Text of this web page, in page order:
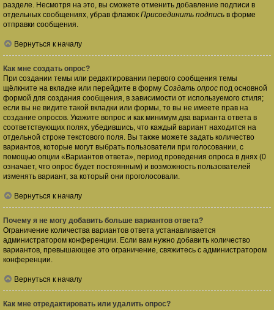
разделе. Несмотря на это, вы сможете отменить добавление подписи в
отдельных сообщениях, убрав флажок Присоединить подпись в форме
отправки сообщения.
Вернуться к началу
Как мне создать опрос?
При создании темы или редактировании первого сообщения темы
щёлкните на вкладке или перейдите в форму Создать опрос под основной
формой для создания сообщения, в зависимости от используемого стиля;
если вы не видите такой вкладки или формы, то вы не имеете прав на
создание опросов. Укажите вопрос и как минимум два варианта ответа в
соответствующих полях, убедившись, что каждый вариант находится на
отдельной строке текстового поля. Вы также можете задать количество
вариантов, которые могут выбрать пользователи при голосовании, с
помощью опции «Вариантов ответа», период проведения опроса в днях (0
означает, что опрос будет постоянным) и возможность пользователей
изменять вариант, за который они проголосовали.
Вернуться к началу
Почему я не могу добавить больше вариантов ответа?
Ограничение количества вариантов ответа устанавливается
администратором конференции. Если вам нужно добавить количество
вариантов, превышающее это ограничение, свяжитесь с администратором
конференции.
Вернуться к началу
Как мне отредактировать или удалить опрос?